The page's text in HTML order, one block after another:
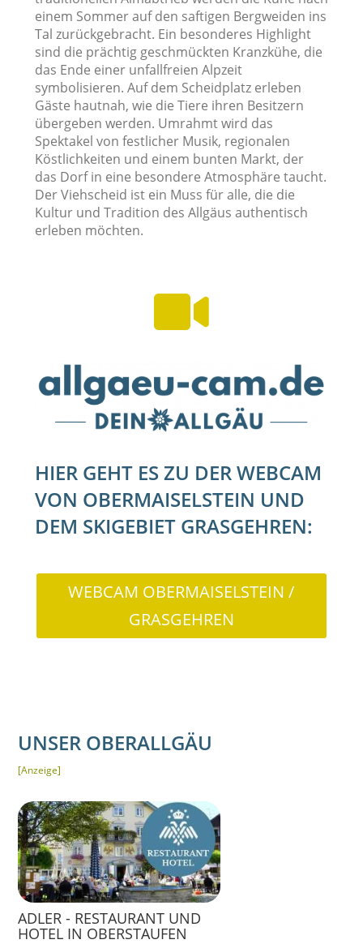
einem Sommer auf den saftigen Bergweiden ins
Tal zurückgebracht. Ein besonderes Highlight
sind die prächtig geschmückten Kranzkühe, die
das Ende einer unfallfreien Alpzeit
symbolisieren. Auf dem Scheidplatz erleben
Gäste hautnah, wie die Tiere ihren Besitzern
übergeben werden. Umrahmt wird das
Spektakel von festlicher Musik, regionalen
Köstlichkeiten und einem bunten Markt, der
das Dorf in eine besondere Atmosphäre taucht.
Der Viehscheid ist ein Muss für alle, die die
Kultur und Tradition des Allgäus authentisch
erleben möchten.

HIER GEHT ES ZU DER WEBCAM
VON OBERMAISELSTEIN UND
DEM SKIGEBIET GRASGEHREN:
WEBCAM OBERMAISELSTEIN /
GRASGEHREN
UNSER OBERALLGÄU
[Anzeige]
ADLER - RESTAURANT UND
HOTEL IN OBERSTAUFEN